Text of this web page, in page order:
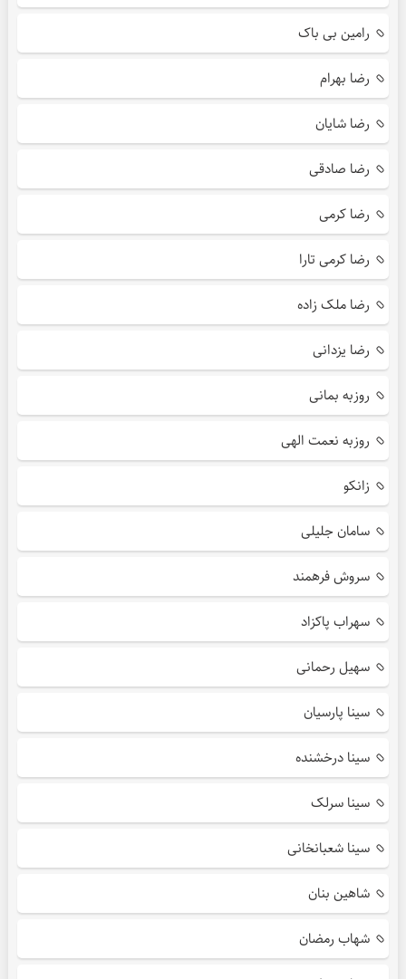
رامین بی باک
رضا بهرام
رضا شایان
رضا صادقی
رضا کرمی
رضا کرمی تارا
رضا ملک زاده
رضا یزدانی
روزبه بمانی
روزبه نعمت الهی
زانکو
سامان جلیلی
سروش فرهمند
سهراب پاکزاد
سهیل رحمانی
سینا پارسیان
سینا درخشنده
سینا سرلک
سینا شعبانخانی
شاهین بنان
شهاب رمضان